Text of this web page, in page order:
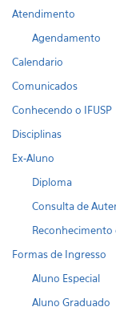
Atendimento
Agendamento
Calendario
Comunicados
Conhecendo o IFUSP
Disciplinas
Ex-Aluno
Diploma
Consulta de
Reconhecimento
Formas de Ingresso
Aluno Especial
Aluno Graduado